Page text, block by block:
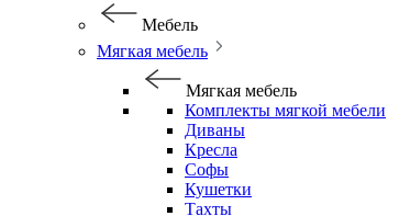
Мебель
Мягкая мебель
Мягкая мебель
Комплекты мягкой мебели
Диваны
Кресла
Софы
Кушетки
Тахты